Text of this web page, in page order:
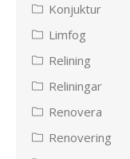
Konjuktur
Limfog
Relining
Reliningar
Renovera
Renovering